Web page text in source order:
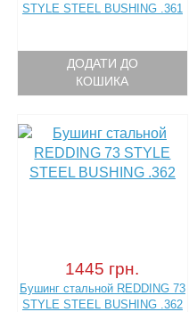
STYLE STEEL BUSHING .361
ДОДАТИ ДО
КОШИКА
1445 грн.
Бушинг стальной REDDING 73
STYLE STEEL BUSHING .362